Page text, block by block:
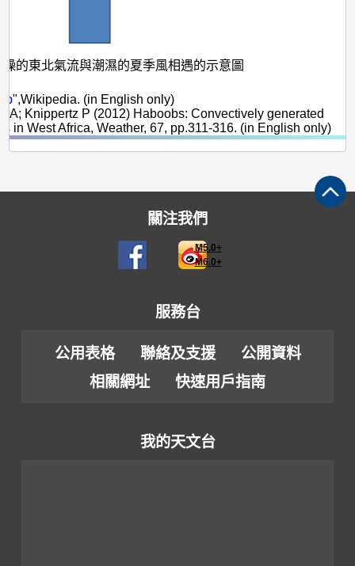
的東北氣流與潮濕的夏季風相遇的示意圖
",Wikipedia. (in English only)
A; Knippertz P (2012) Haboobs: Convectively generated
in West Africa, Weather, 67, pp.311-316. (in English only)
關注我們
M5.0+
M6.0+
服務台
公用表格 聯絡及支援
公開資料
相關網址
快速用戶指南
我的天文台